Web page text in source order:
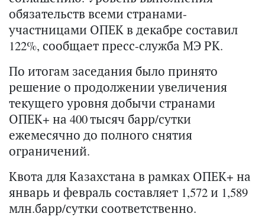
обязательств всеми странами-
участницами ОПЕК в декабре составил
122%, сообщает пресс-служба МЭ РК.
По итогам заседания было принято
решение о продолжении увеличения
текущего уровня добычи странами
ОПЕК+ на 400 тысяч барр/сутки
ежемесячно до полного снятия
ограничений.
Квота для Казахстана в рамках ОПЕК+ на
январь и февраль составляет 1,572 и 1,589
млн.барр/сутки соответственно.